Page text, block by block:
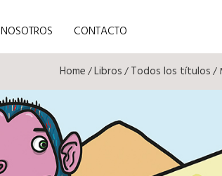
NOSOTROS CONTACTO
Home/Libros/Todos los títulos/